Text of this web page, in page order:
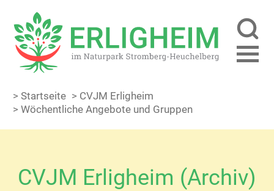
> Startseite > CVJM Erligheim
> Wöchentliche Angebote und Gruppen
CVJM Erligheim (Archiv)